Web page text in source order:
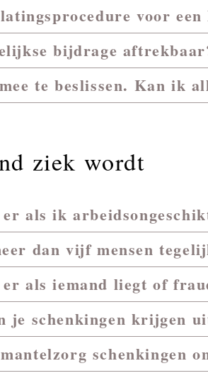
voor een
bijdrage
te beslissen. Kan ik
ziek wordt
als ik
dan vijf mensen
als iemand liegt of
je schenkingen krijgen
schenkingen